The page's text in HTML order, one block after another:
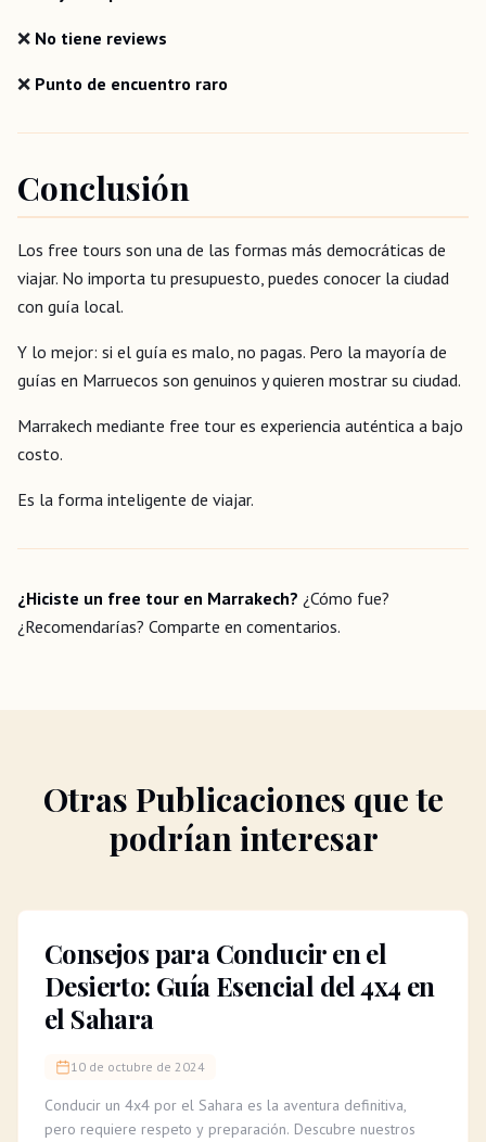
❌ No tiene reviews
❌ Punto de encuentro raro
Conclusión
Los free tours son una de las formas más democráticas de
viajar. No importa tu presupuesto, puedes conocer la ciudad
con guía local.
Y lo mejor: si el guía es malo, no pagas. Pero la mayoría de
guías en Marruecos son genuinos y quieren mostrar su ciudad.
Marrakech mediante free tour es experiencia auténtica a bajo
costo.
Es la forma inteligente de viajar.
¿Hiciste un free tour en Marrakech? ¿Cómo fue?
¿Recomendarías? Comparte en comentarios.
Otras Publicaciones que te
podrían interesar
Consejos para Conducir en el
Desierto: Guía Esencial del 4x4 en
el Sahara
10 de octubre de 2024
Conducir un 4x4 por el Sahara es la aventura definitiva,
pero requiere respeto y preparación. Descubre nuestros